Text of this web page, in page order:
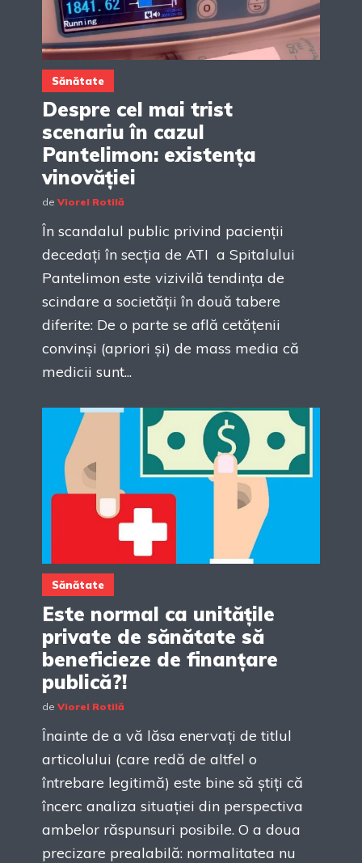
Sănătate
Despre cel mai trist
scenariu în cazul
Pantelimon: existența
vinovăției
de Viorel Rotilă
În scandalul public privind pacienții
decedați în secția de ATI a Spitalului
Pantelimon este vizivilă tendința de
scindare a societății în două tabere
diferite: De o parte se află cetățenii
convinși (apriori și) de mass media că
medicii sunt...
Sănătate
Este normal ca unitățile
private de sănătate să
beneficieze de finanțare
publică?!
de Viorel Rotilă
Înainte de a vă lăsa enervați de titlul
articolului (care redă de altfel o
întrebare legitimă) este bine să știți că
încerc analiza situației din perspectiva
ambelor răspunsuri posibile. O a doua
precizare prealabilă: normalitatea nu